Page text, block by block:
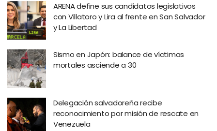
ARENA define sus candidatos legislativos
con Villatoro y Lira al frente en San Salvador
y La Libertad
Sismo en Japón: balance de víctimas
mortales asciende a 30
Delegación salvadoreña recibe
reconocimiento por misión de rescate en
Venezuela